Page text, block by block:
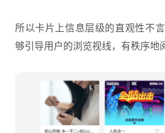
所以卡片上信息层级的直观性不
够引导用户的浏览视线，有秩序地